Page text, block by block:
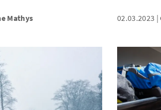
Mathys 02.03.2023